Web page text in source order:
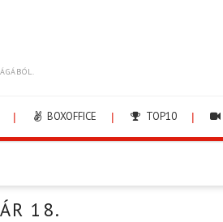
BOXOFFICE TOP10
18.